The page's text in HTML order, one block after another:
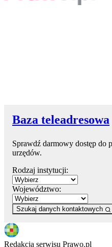
Baza teleadresowa
Sprawdź darmowy dostęp do
urzędów.
Rodzaj instytucji:
Województwo:
Szukaj danych kontaktowych
Redakcja serwisu Prawo.pl